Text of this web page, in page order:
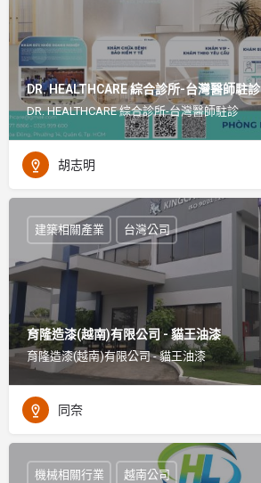
DR. HEALTHCARE 綜合診所-台灣醫師駐診
DR. HEALTHCARE 綜合診所-台灣醫師駐診
胡志明
育隆造漆(越南)有限公司 - 貓王油漆
育隆造漆(越南)有限公司 - 貓王油漆
建築相關產業 台灣公司
同奈
機械相關行業 越南公司